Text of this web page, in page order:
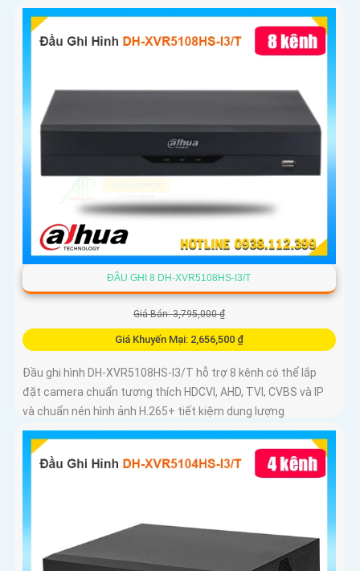
ĐẦU GHI 8 DH-XVR5108HS-I3/T
Giá Bán: 3,795,000 ₫
Giá Khuyến Mại: 2,656,500 ₫
Đầu ghi hình DH-XVR5108HS-I3/T hỗ trợ 8 kênh có thể lắp
đặt camera chuẩn tương thích HDCVI, AHD, TVI, CVBS và IP
và chuẩn nén hình ảnh H.265+ tiết kiệm dung lượng